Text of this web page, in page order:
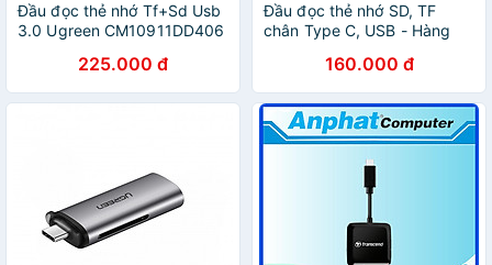
Đầu đọc thẻ nhớ Tf+Sd Usb
3.0 Ugreen CM10911DD406
225.000 đ
Đầu đọc thẻ nhớ SD, TF
chân Type C, USB - Hàng
160.000 đ